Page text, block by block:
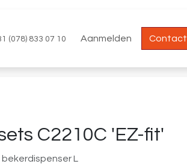
(078) 833 07 10 Aanmelden Contact
C2210C 'EZ-fit'
bekerdispenser L